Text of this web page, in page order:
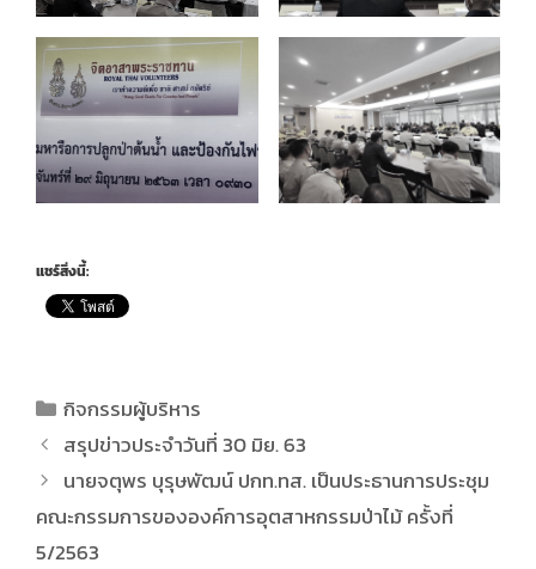
แชร์สิ่งนี้:
กิจกรรมผู้บริหาร
สรุปข่าวประจำวันที่ 30 มิย. 63
นายจตุพร บุรุษพัฒน์ ปกท.ทส. เป็นประธานการประชุม
คณะกรรมการขององค์การอุตสาหกรรมป่าไม้ ครั้งที่
5/2563